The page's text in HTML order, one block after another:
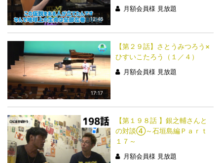
12:46
月額会員様 見放題
17:17
【第２９話】さとうみつろう×
ひすいこたろう（１／４）
月額会員様 見放題
【第１９８話 】銀之輔さんと
の対談④～石垣島編Ｐａｒｔ
１７～
月額会員様 見放題